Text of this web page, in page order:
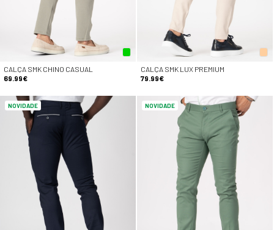
CALÇA SMK CHINO CASUAL
69.99€
CALÇA SMK LUX PREMIUM
79.99€
NOVIDADE NOVIDADE